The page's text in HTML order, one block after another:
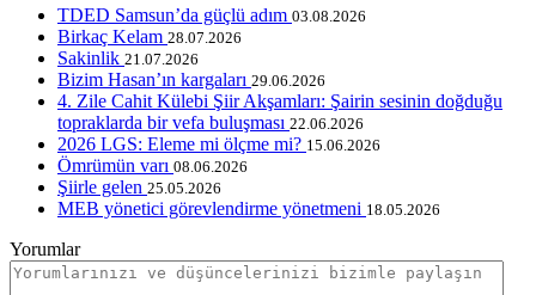
TDED Samsun’da güçlü adım 03.08.2026
Birkaç Kelam 28.07.2026
Sakinlik 21.07.2026
Bizim Hasan’ın kargaları 29.06.2026
4. Zile Cahit Külebi Şiir Akşamları: Şairin sesinin doğduğu
topraklarda bir vefa buluşması 22.06.2026
2026 LGS: Eleme mi ölçme mi? 15.06.2026
Ömrümün varı 08.06.2026
Şiirle gelen 25.05.2026
MEB yönetici görevlendirme yönetmeni 18.05.2026
Yorumlar